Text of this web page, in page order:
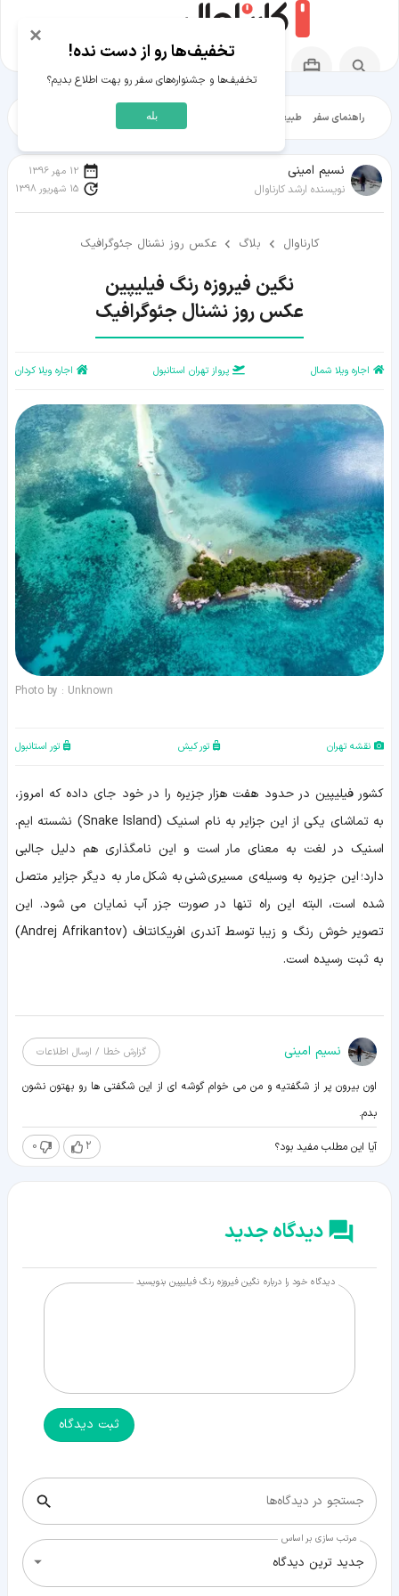
راهنمای سفر طبیعت‌گردی شهرگردی
نسیم امینی
نویسنده ارشد کارناوال
12 مهر 1396
15 شهریور 1398
کارناوال بلاگ عکس روز نشنال جئوگرافیک
عکس روز نشنال جئوگرافیک
اجاره ویلا شمال پرواز تهران استانبول اجاره ویلا کردان
Photo by : Unknown
نقشه تهران تور کیش تور استانبول
کشور فیلیپین در حدود هفت هزار جزیره را در خود جای داده که امروز،
به تماشای یکی از این جزایر به نام اسنیک (Snake Island) نشسته ایم.
اسنیک در لغت به معنای مار است و این نامگذاری هم دلیل جالبی
دارد؛ این جزیره به وسیله‌ی مسیری شنی به شکل مار به دیگر جزایر متصل
شده است، البته این راه تنها در صورت جزر آب نمایان می شود. این
تصویر خوش رنگ و زیبا توسط آندری افریکانتاف (Andrej Afrikantov)
به ثبت رسیده است.
نسیم امینی گزارش خطا / ارسال اطلاعات
اون بیرون پر از شگفتیه و من می خوام گوشه ای از این شگفتی ها رو بهتون نشون
بدم.
آیا این مطلب مفید بود؟ 2
0
دیدگاه جدید
دیدگاه خود را درباره نگین فیروزه رنگ فیلیپین بنویسید
ثبت دیدگاه
جستجو در دیدگاه‌ها
مرتب سازی بر اساس
جدید ترین دیدگاه
×
تخفیف‌ها رو از دست نده!
تخفیف‌ها و جشنواره‌های سفر رو بهت اطلاع بدیم؟
بله